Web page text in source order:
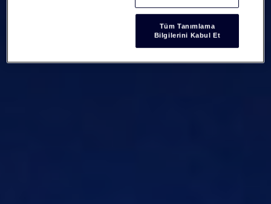
Tüm Tanımlama
Bilgilerini Kabul Et